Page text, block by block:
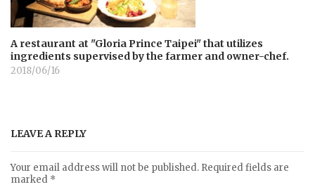
A restaurant at "Gloria Prince Taipei" that utilizes
ingredients supervised by the farmer and owner-chef.
2018/06/16
LEAVE A REPLY
Your email address will not be published. Required fields are
marked *